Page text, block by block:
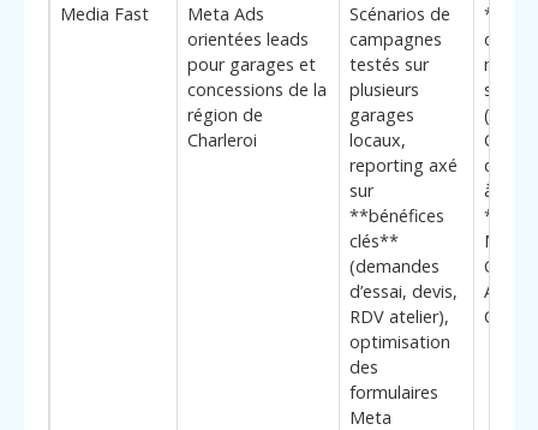
Media Fast
Meta Ads
orientées leads
pour garages et
concessions de la
région de
Charleroi
Scénarios de
campagnes
testés sur
plusieurs
garages
locaux,
reporting axé
sur
**bénéfices
clés**
(demandes
d’essai, devis,
RDV atelier),
optimisation
des
formulaires
Meta
CT),
à
Meta